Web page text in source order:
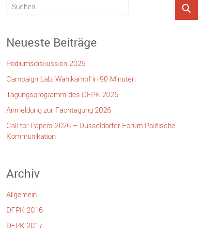
Neueste Beiträge
Podiumsdiskussion 2026
Campaign Lab: Wahlkampf in 90 Minuten
Tagungsprogramm des DFPK 2026
Anmeldung zur Fachtagung 2026
Call for Papers 2026 – Düsseldorfer Forum Politische
Kommunikation
Archiv
Allgemein
DFPK 2016
DFPK 2017